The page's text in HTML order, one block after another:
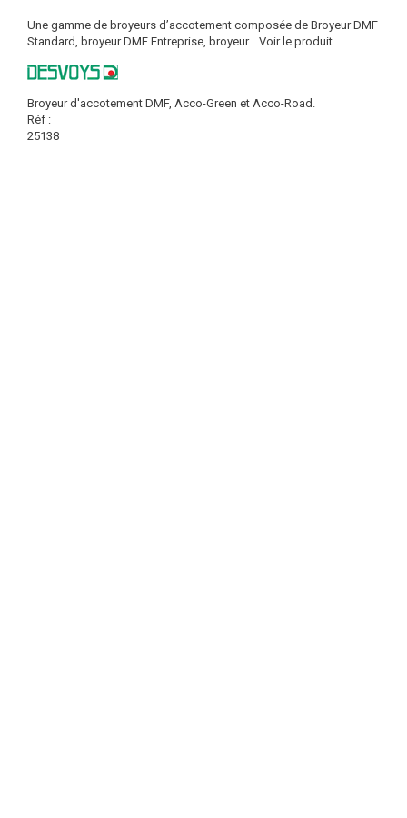
Une gamme de broyeurs d’accotement composée de Broyeur DMF
Standard, broyeur DMF Entreprise, broyeur... Voir le produit
Broyeur d'accotement DMF, Acco-Green et Acco-Road.
Réf :
25138